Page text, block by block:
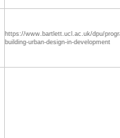
https://www.bartlett.ucl.ac.uk/dpu/
building-urban-design-in-development